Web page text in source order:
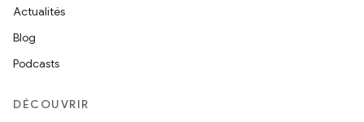
Actualités
Blog
Podcasts
DÉCOUVRIR